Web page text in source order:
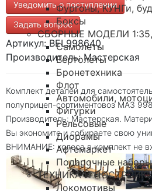
Фургоны, КУНГи,
Боксы
СБОРНЫЕ МОДЕЛИ
Самолеты
Вертолеты
Бронетехника
Флот
Автомобили,
Фигурки
Рельсовые
Диорамы
Афтемаркет
Подарочные наборы
ТЕХНИКА И ПОСТРОЙКИ
Локомотивы
Уведомить о поступлении
Задать вопрос
Артикул: BEL998640
Производитель: Мастерская
Комплект деталей для
полуприцеп-сортиментовоз МАЗ
Производитель: Мастерская.
Вы экономите и собираете свою
ВНИМАНИЕ: колеса в комплект не